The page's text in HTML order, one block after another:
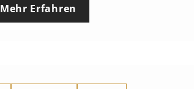
Mehr Erfahren